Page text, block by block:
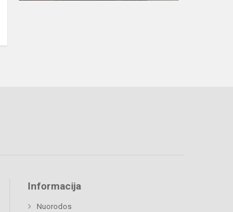
Informacija
Nuorodos